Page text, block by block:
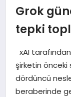
SIYASET
SPOR
YAŞAM
EKONOMI
Grok
tepki
xAI
şirketin önceki
dördüncü
beraberinde